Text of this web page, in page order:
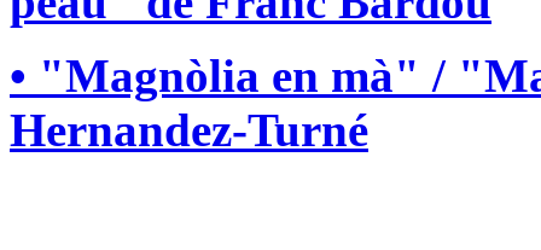
• "Magnòlia en mà" /
Hernandez-Turné